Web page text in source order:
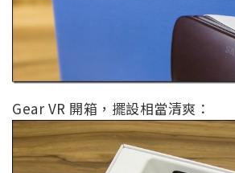
Gear VR 開箱，擺設相當清爽：